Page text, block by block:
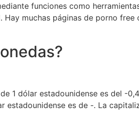
funciones como
Hay muchas páginas de porno free
1 dólar estadounidense es del -
es de -. La